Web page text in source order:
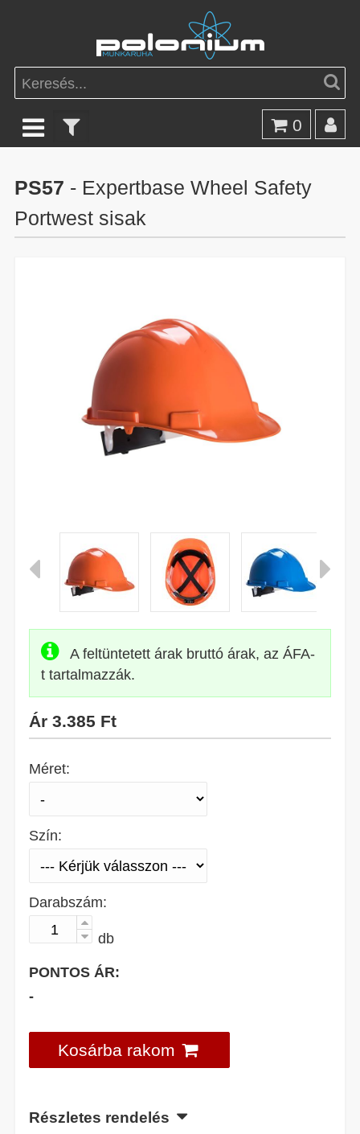
0
PS57 - Expertbase Wheel Safety
Portwest sisak
A feltüntetett árak bruttó árak, az ÁFA-
t tartalmazzák.
Ár3.385 Ft
Méret:
Szín:
Darabszám:
db
PONTOS ÁR:
-
Kosárba rakom
Részletes rendelés